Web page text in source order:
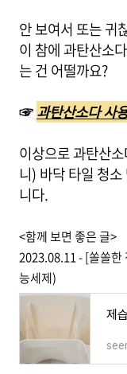
안 보여서 또는 귀
이 참에 과탄산소
는 건 어떨까요?
☞과탄산소다 사
이상으로 과탄산
니) 바닥 타일 청
니다.
<함께 보면 좋은 글>
2023.08.11 - [쏠쏠한
능세제)
제